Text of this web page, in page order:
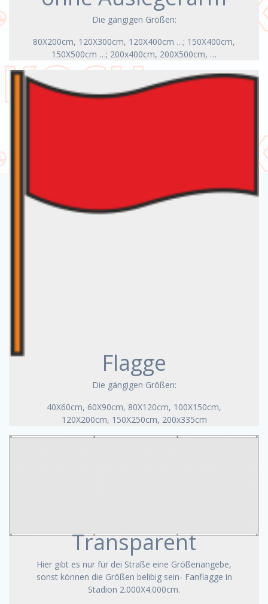
Die gängigen Größen:
80X200cm, 120X300cm, 120X400cm …; 150X400cm,
150X500cm …; 200x400cm, 200X500cm, …
Flagge
Die gängigen Größen:
40X60cm, 60X90cm, 80X120cm, 100X150cm,
120X200cm, 150X250cm, 200x335cm
Transparent
Hier gibt es nur für dei Straße eine Größenangebe,
sonst können die Größen belibig sein- Fanflagge in
Stadion 2.000X4.000cm.